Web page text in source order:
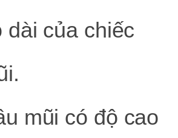
dài của chiếc
mũi có độ cao